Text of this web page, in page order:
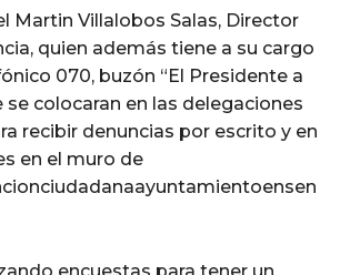
Martin Villalobos Salas, Director
quien además tiene a su cargo
070, buzón “El Presidente a
se colocaran en las delegaciones
recibir denuncias por escrito y en
en el muro de